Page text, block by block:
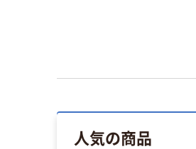
人気の商品